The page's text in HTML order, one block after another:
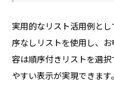
実用的なリスト活用例と
序なしリストを使用し、
容は順序付きリストを選
やすい表示が実現できます。